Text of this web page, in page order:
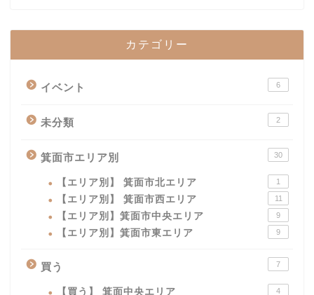
カテゴリー
イベント 6
未分類 2
箕面市エリア別 30
【エリア別】 箕面市北エリア 1
【エリア別】 箕面市西エリア 11
【エリア別】箕面市中央エリア 9
【エリア別】箕面市東エリア 9
買う 7
【買う】 箕面中央エリア 4